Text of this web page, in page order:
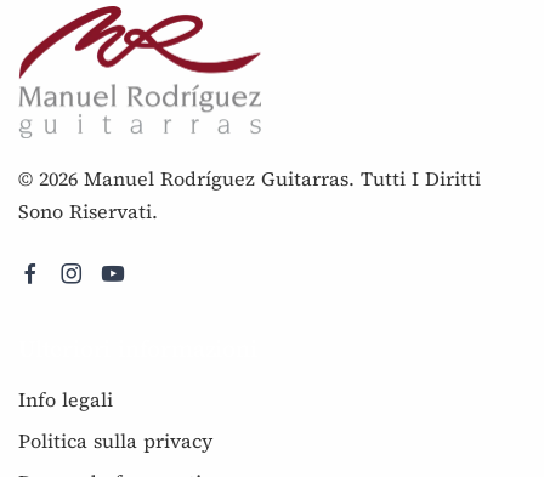
© 2026 Manuel Rodríguez Guitarras. Tutti I Diritti
Sono Riservati.
Info legali
Politica sulla privacy